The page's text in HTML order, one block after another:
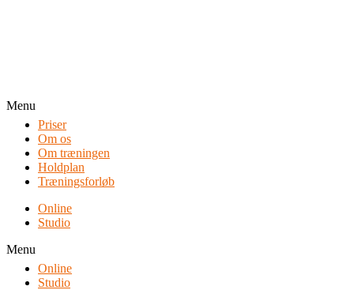
Menu
Priser
Om os
Om træningen
Holdplan
Træningsforløb
Online
Studio
Menu
Online
Studio